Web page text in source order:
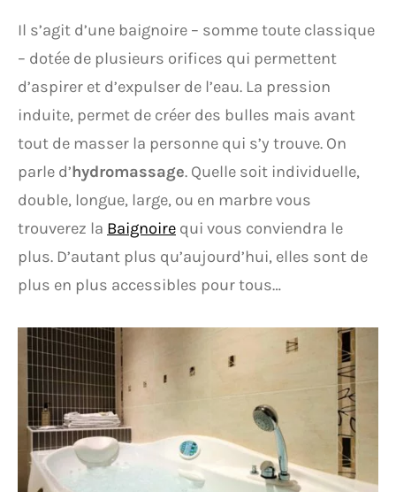
Il s’agit d’une baignoire – somme toute classique
– dotée de plusieurs orifices qui permettent
d’aspirer et d’expulser de l’eau. La pression
induite, permet de créer des bulles mais avant
tout de masser la personne qui s’y trouve. On
parle d’hydromassage. Quelle soit individuelle,
double, longue, large, ou en marbre vous
trouverez la Baignoire qui vous conviendra le
plus. D’autant plus qu’aujourd’hui, elles sont de
plus en plus accessibles pour tous…